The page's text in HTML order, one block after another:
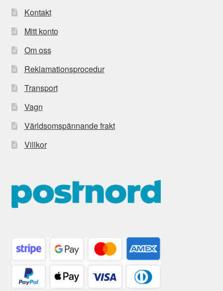
Kontakt
Mitt konto
Om oss
Reklamationsprocedur
Transport
Vagn
Världsomspännande frakt
Villkor